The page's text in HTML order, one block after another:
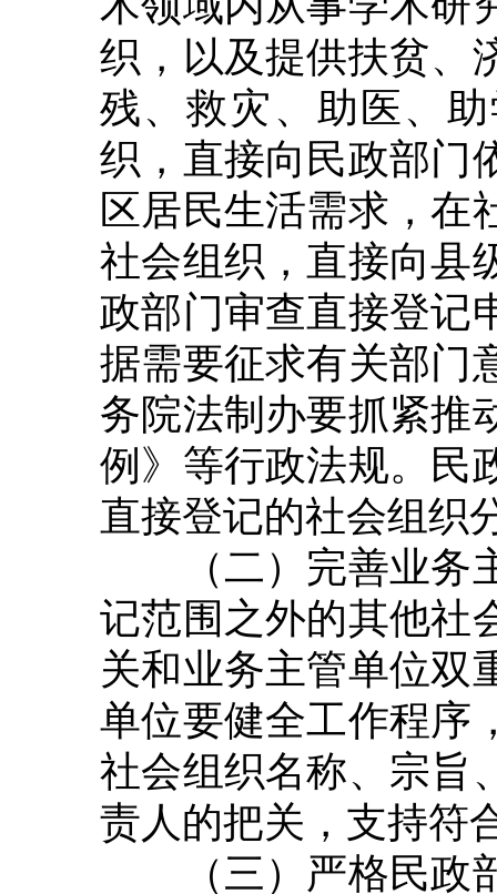
织，以及提供扶贫、
残、救灾、助医、
织，直接向民政部门
区居民生活需求，在
社会组织，直接向县
政部门审查直接登记
据需要征求有关部门
务院法制办要抓紧推
例》等行政法规。民
直接登记的社会组织
（二）完善业务
记范围之外的其他社
关和业务主管单位双
单位要健全工作程序
社会组织名称、宗旨
责人的把关，支持符
（三）严格民政